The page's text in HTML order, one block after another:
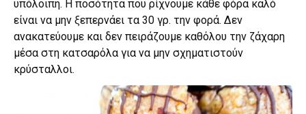
υπόλοιπη. Η ποσότητα που ρίχνουμε κάθε φόρα καλό
είναι να μην ξεπερνάει τα 30 γρ. την φορά. Δεν
ανακατεύουμε και δεν πειράζουμε καθόλου την ζάχαρη
μέσα στη κατσαρόλα για να μην σχηματιστούν
κρύσταλλοι.